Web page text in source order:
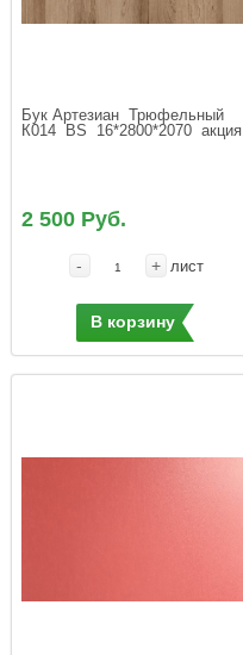
Бук Артезиан  Трюфельный
К014  ВS  16*2800*2070  акция
2 500 Руб.
- + лист
В корзину